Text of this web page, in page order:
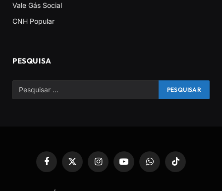
Vale Gás Social
CNH Popular
PESQUISA
Facebook
X
(Twitter)
InstagramYouTubeWhatsAppTikTok